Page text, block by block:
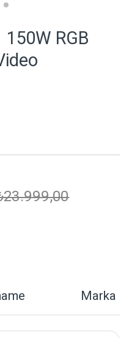
150W RGB
23.999,00
Marka